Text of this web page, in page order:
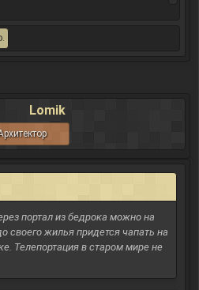
Lomik
портал из бедрока можно на
своего жилья придется чапать на
Телепортация в старом мире не